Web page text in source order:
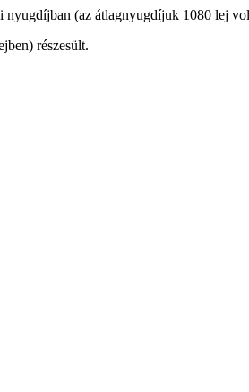
nyugdíjban (az átlagnyugdíjuk 1080 lej
részesült.